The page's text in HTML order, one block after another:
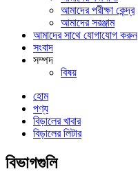
আমাদের পরীক্ষা কেন্দ্র
আমাদের সরঞ্জাম
আমাদের সাথে যোগাযোগ করুন
সংবাদ
সম্পদ
বিষয়
হোম
পণ্য
বিড়ালের খাবার
বিড়ালের লিটার
বিভাগগুলি